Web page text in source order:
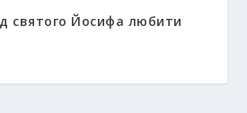
святого Йосифа любити